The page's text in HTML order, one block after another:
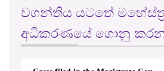
අධිකරණයේ ගොනු කරන
Cases filed in the Magistrate Cou...